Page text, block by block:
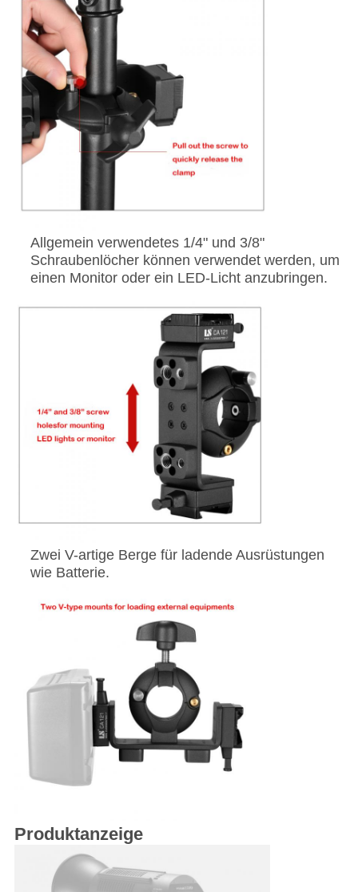
Allgemein verwendetes 1/4" und 3/8"
Schraubenlöcher können verwendet werden, um
einen Monitor oder ein LED-Licht anzubringen.
Zwei V-artige Berge für ladende Ausrüstungen
wie Batterie.
Produktanzeige